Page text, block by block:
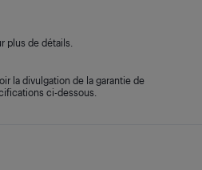
plus de détails.
la divulgation de la garantie de
ci-dessous.